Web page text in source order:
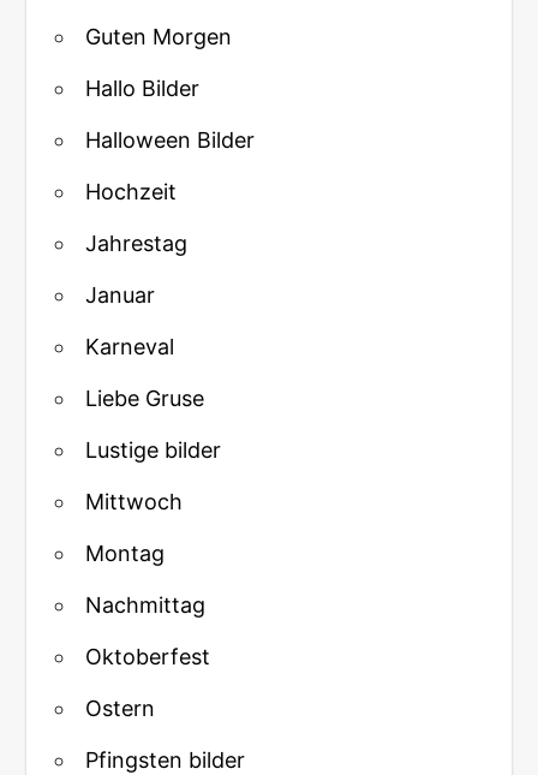
Guten Morgen
Hallo Bilder
Halloween Bilder
Hochzeit
Jahrestag
Januar
Karneval
Liebe Gruse
Lustige bilder
Mittwoch
Montag
Nachmittag
Oktoberfest
Ostern
Pfingsten bilder